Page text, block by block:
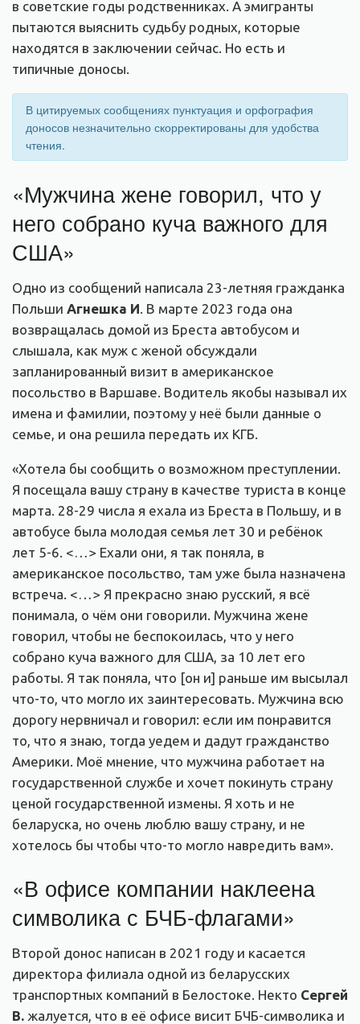
в советские годы родственниках. А эмигранты
пытаются выяснить судьбу родных, которые
находятся в заключении сейчас. Но есть и
типичные доносы.
В цитируемых сообщениях пунктуация и орфография
доносов незначительно скорректированы для удобства
чтения.
«Мужчина жене говорил, что у
него собрано куча важного для
США»
Одно из сообщений написала 23-летняя гражданка
Польши Агнешка И . В марте 2023 года она
возвращалась домой из Бреста автобусом и
слышала, как муж с женой обсуждали
запланированный визит в американское
посольство в Варшаве. Водитель якобы называл их
имена и фамилии, поэтому у неё были данные о
семье, и она решила передать их КГБ.
«Хотела бы сообщить о возможном преступлении.
Я посещала вашу страну в качестве туриста в конце
марта. 28-29 числа я ехала из Бреста в Польшу, и в
автобусе была молодая семья лет 30 и ребёнок
лет 5-6. <…> Ехали они, я так поняла, в
американское посольство, там уже была назначена
встреча. <…> Я прекрасно знаю русский, я всё
понимала, о чём они говорили. Мужчина жене
говорил, чтобы не беспокоилась, что у него
собрано куча важного для США, за 10 лет его
работы. Я так поняла, что [он и] раньше им высылал
что-то, что могло их заинтересовать. Мужчина всю
дорогу нервничал и говорил: если им понравится
то, что я знаю, тогда уедем и дадут гражданство
Америки. Моё мнение, что мужчина работает на
государственной службе и хочет покинуть страну
ценой государственной измены. Я хоть и не
беларуска, но очень люблю вашу страну, и не
хотелось бы чтобы что-то могло навредить вам».
«В офисе компании наклеена
символика с БЧБ-флагами»
Второй донос написан в 2021 году и касается
директора филиала одной из беларусских
транспортных компаний в Белостоке. Некто Сергей
В. жалуется, что в её офисе висит БЧБ-символика и